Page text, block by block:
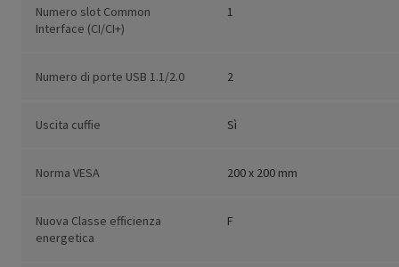
Numero slot Common
Interface (CI/CI+)
1
Numero di porte USB 1.1/2.0 2
Uscita cuffie Sì
Norma VESA 200 x 200 mm
Nuova Classe efficienza
energetica
F